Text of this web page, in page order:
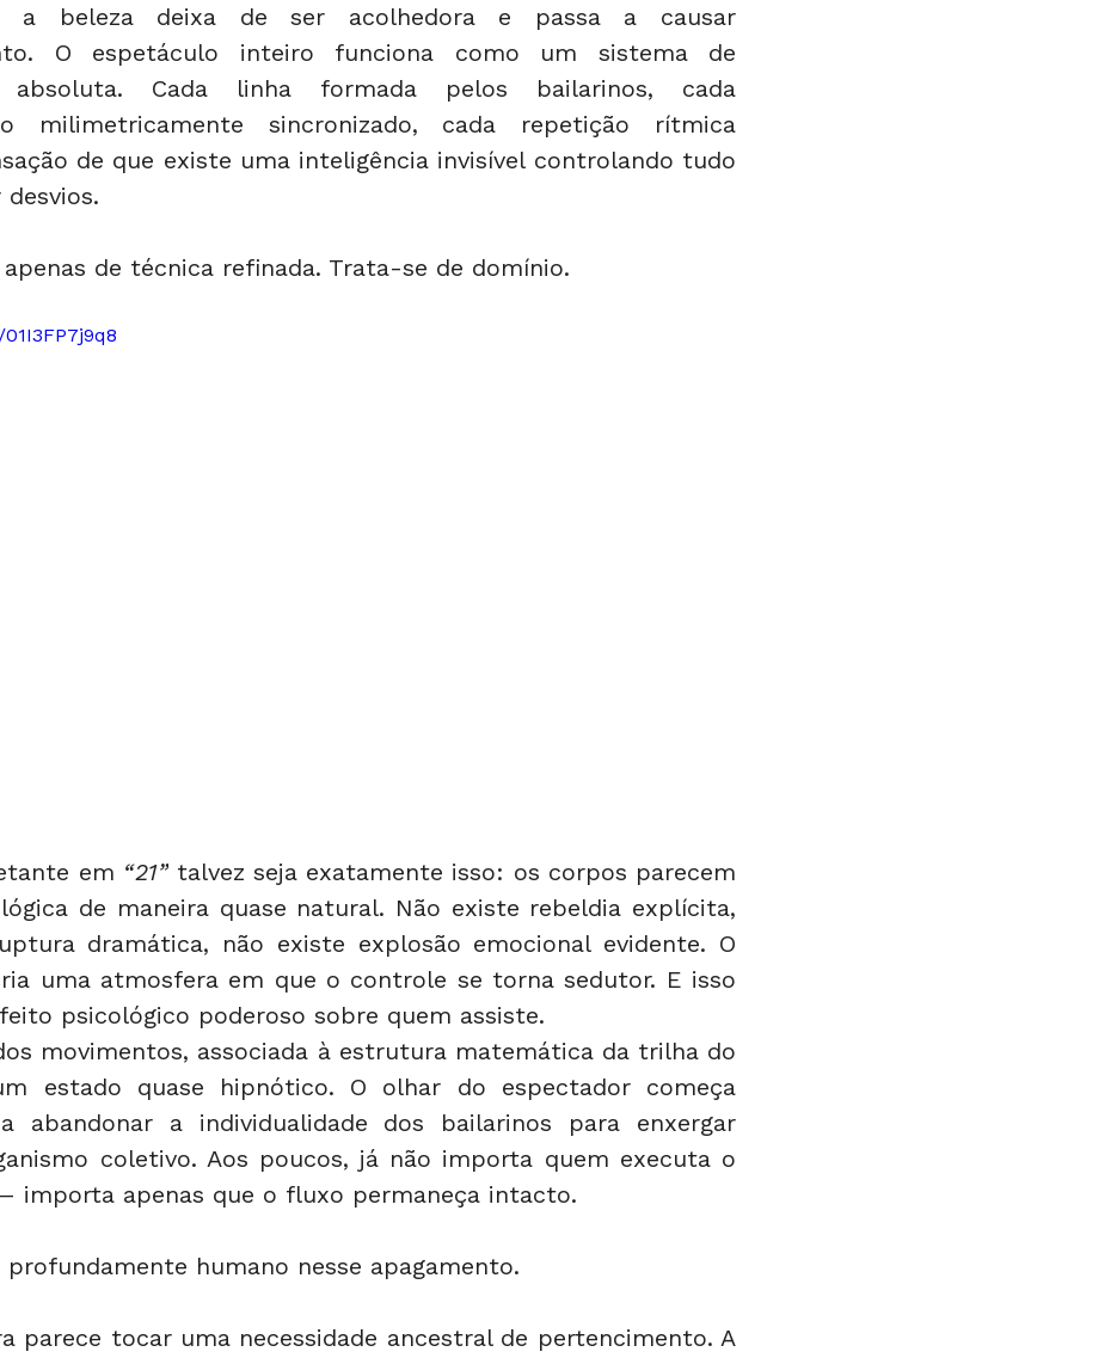
a beleza deixa de ser acolhedora e passa a causar
O espetáculo inteiro funciona como um sistema de
absoluta. Cada linha formada pelos bailarinos, cada
milimetricamente sincronizado, cada repetição rítmica
de que existe uma inteligência invisível controlando tudo
de técnica refinada. Trata-se de domínio.
em “21” talvez seja exatamente isso: os corpos parecem
de maneira quase natural. Não existe rebeldia explícita,
dramática, não existe explosão emocional evidente. O
uma atmosfera em que o controle se torna sedutor. E isso
psicológico poderoso sobre quem assiste.
movimentos, associada à estrutura matemática da trilha do
estado quase hipnótico. O olhar do espectador começa
abandonar a individualidade dos bailarinos para enxergar
coletivo. Aos poucos, já não importa quem executa o
importa apenas que o fluxo permaneça intacto.
profundamente humano nesse apagamento.
parece tocar uma necessidade ancestral de pertencimento. A